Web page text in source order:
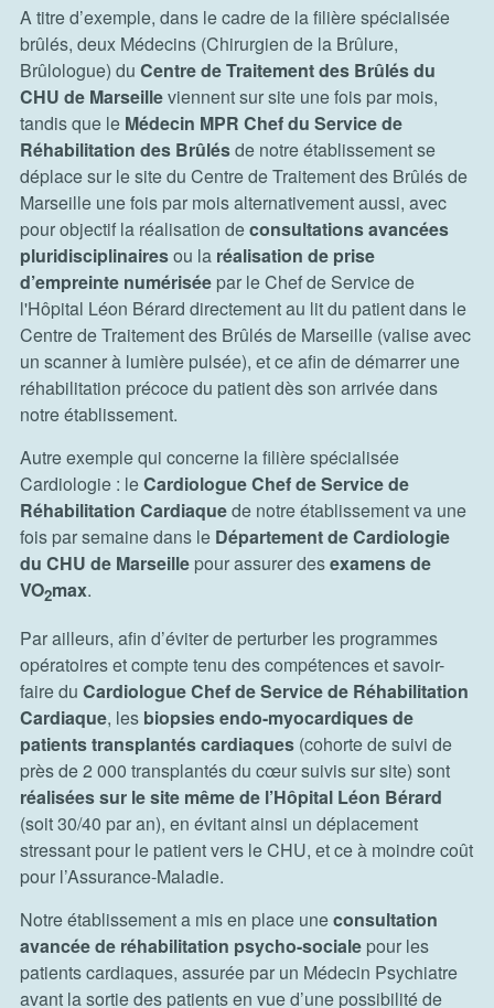
A titre d’exemple, dans le cadre de la filière spécialisée
brûlés, deux Médecins (Chirurgien de la Brûlure,
Brûlologue) du Centre de Traitement des Brûlés du
CHU de Marseilleviennent sur site une fois par mois,
tandis que le Médecin MPR Chef du Service de
Réhabilitation des Brûlésde notre établissement se
déplace sur le site du Centre de Traitement des Brûlés de
Marseille une fois par mois alternativement aussi, avec
pour objectif la réalisation deconsultations avancées
pluridisciplinairesou laréalisation de prise
d’empreinte numérisée par le Chef de Service de
l'Hôpital Léon Bérard directement au lit du patient dans le
Centre de Traitement des Brûlés de Marseille (valise avec
un scanner à lumière pulsée), et ce afin de démarrer une
réhabilitation précoce du patient dès son arrivée dans
notre établissement.
Autre exemple qui concerne la filière spécialisée
Cardiologie : leCardiologue Chef de Service de
Réhabilitation Cardiaquede notre établissement va une
fois par semaine dans le Département de Cardiologie
du CHU de Marseillepour assurer desexamens de
VO2max.
Par ailleurs, afin d’éviter de perturber les programmes
opératoires et compte tenu des compétences et savoir-
faire du Cardiologue Chef de Service de Réhabilitation
Cardiaque, les biopsies endo-myocardiques de
patients transplantés cardiaques(cohorte de suivi de
près de 2 000 transplantés du cœur suivis sur site) sont
réalisées sur le site même de l’Hôpital Léon Bérard
(soit 30/40 par an), en évitant ainsi un déplacement
stressant pour le patient vers le CHU, et ce à moindre coût
pour l’Assurance-Maladie.
Notre établissement a mis en place uneconsultation
avancée de réhabilitation psycho-socialepour les
patients cardiaques, assurée par un Médecin Psychiatre
avant la sortie des patients en vue d’une possibilité de